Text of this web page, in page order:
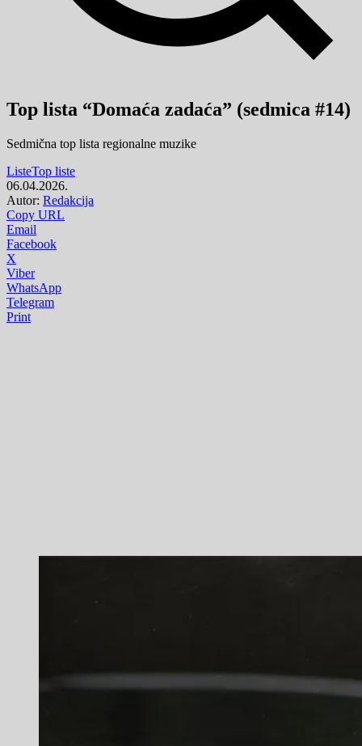
Top lista “Domaća zadaća” (sedmica #14)
Sedmična top lista regionalne muzike
ListeTop liste
06.04.2026.
Autor: Redakcija
Copy URL
Email
Facebook
X
Viber
WhatsApp
Telegram
Print